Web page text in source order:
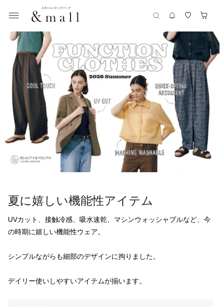
夏に嬉しい機能性アイテム
UVカット、接触冷感、吸水速乾、マシンウォッシャブルなど、今
の時期に嬉しい機能性ウェア。
シンプルながらも細部のデザインに拘りました。
デイリー使いしやすいアイテムが揃います。